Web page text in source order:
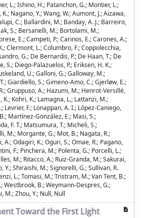
L.; Ishino, H.; Patanchon, G.; Montier, L.;
Nagano, Y.; Wang, W.; Aumont, J.; Aizawa,
C.; Ballardini, M.; Banday, A. J.; Barreiro,
S.; Bersanelli, M.; Bortolami, M.;
E.; Campeti, P.; Carinos, E.; Carones, A.;
Clermont, L.; Columbro, F.; Coppolecchia,
G.; De Bernardis, P.; De Haan, T.; De
S.; Diego-Palazuelos, P.; Eriksen, H. K.;
U.; Galloni, G.; Galloway, M.;
Giardiello, S.; Gimeno-Amo, C.; Gjerløw, E.;
Gruppuso, A.; Hazumi, M.; Henrot-Versillé,
K.; Kohri, K.; Lamagna, L.; Lattanzi, M.;
Levrier, F.; Lonappan, A. I.; López-Caniego,
Martínez-González, E.; Masi, S.;
F. T.; Matsumura, T.; Micheli, S.;
M.; Morgante, G.; Mot, B.; Nagata, R.;
A.; Odagiri, K.; Oguri, S.; Omae, R.; Pagano,
F.; Pinchera, M.; Polenta, G.; Porcelli, L.;
M.; Ritacco, A.; Ruiz-Granda, M.; Sakurai,
Y.; Shiraishi, M.; Signorelli, G.; Sullivan, R.
L.; Tomasi, M.; Tristram, M.; Van Tent, B.;
Westbrook, B.; Weymann-Despres, G.;
M.; Zhou, Y.; Null, Null
Toward the First Light